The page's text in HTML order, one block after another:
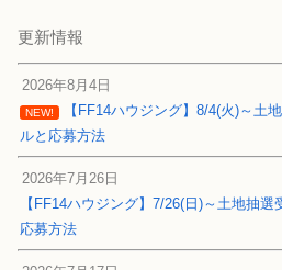
更新情報
2026年8月4日
NEW!
【FF14ハウジング】8/4(火)～土
ルと応募方法
2026年7月26日
【FF14ハウジング】7/26(日)～土地抽
応募方法